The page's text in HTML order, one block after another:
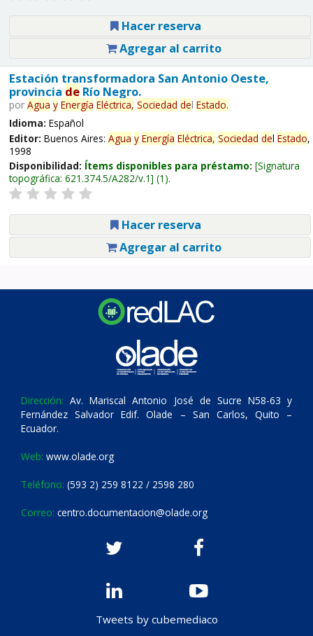
Hacer reserva
Agregar al carrito
Estación transformadora San Antonio Oeste,
provincia deRío Negro.
por Agua y Energía Eléctrica, Sociedad del Estado.
Idioma: Español
Editor: Buenos Aires: Agua y Energía Eléctrica, Sociedad del Estado,
1998
Disponibilidad: Ítems disponibles para préstamo: Signatura
topográfica: 621.374.5/A282/v.1 (1).
Hacer reserva
Agregar al carrito
Dirección: Av. Mariscal Antonio José de Sucre N58-63 y
Fernández Salvador Edif. Olade – San Carlos, Quito –
Ecuador.
Web: www.olade.org
Teléfono: (593 2) 259 8122 / 2598 280
Correo: centro.documentacion@olade.org
Tweets by cubemediaco